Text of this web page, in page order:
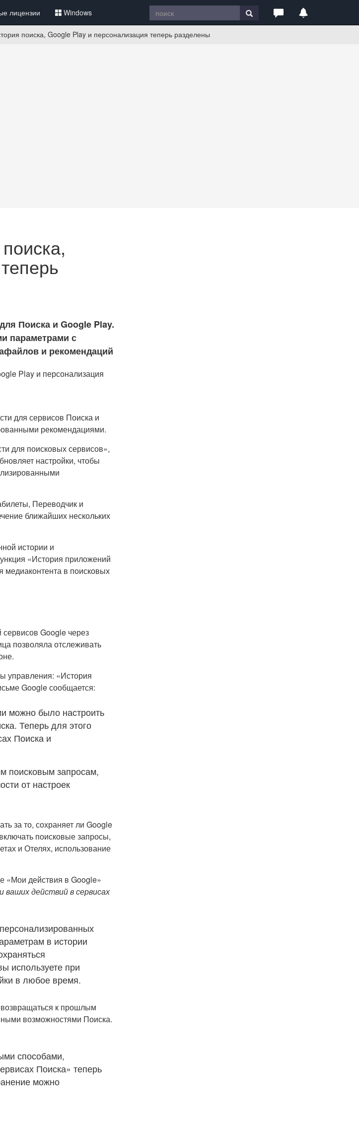
лицензии Windows
поиска, Google Play и персонализация теперь разделены
Поиска и Google Play.
параметрами с
и рекомендаций
для сервисов Поиска и
рекомендациями.
для поисковых сервисов»,
настройки, чтобы
Переводчик и
ближайших нескольких
истории и
«История приложений
медиаконтента в поисковых
Google через
позволяла отслеживать
управления: «История
Google сообщается:
можно было настроить
Теперь для этого
Поиска и
поисковым запросам,
от настроек
за то, сохраняет ли Google
поисковые запросы,
и Отелях, использование
действий в сервисах
в истории
используете при
в любое время.
возвращаться к прошлым
возможностями Поиска.
способами,
Поиска» теперь
можно